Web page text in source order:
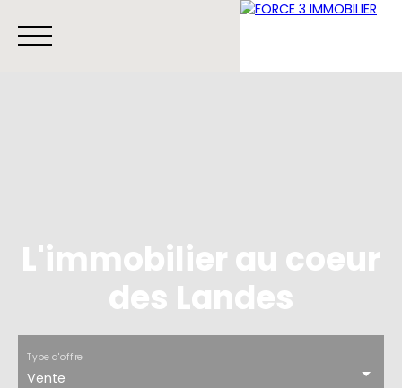
L'immobilier au coeur
des Landes
Vente
Type d'offre